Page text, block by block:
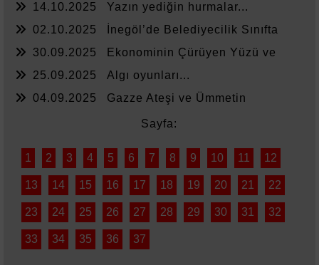
14.10.2025
Yazın yediğin hurmalar...
02.10.2025
İnegöl’de Belediyecilik Sınıfta
30.09.2025
Ekonominin Çürüyen Yüzü ve
25.09.2025
Algı oyunları...
04.09.2025
Gazze Ateşi ve Ümmetin
Sayfa:
1 2 3 4 5 6 7 8 9 10 11 12
13 14 15 16 17 18 19 20 21 22
23 24 25 26 27 28 29 30 31 32
33 34 35 36 37